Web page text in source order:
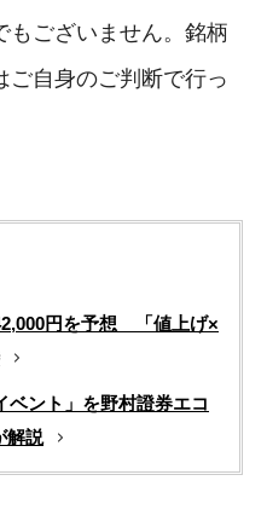
もございません。銘柄
ご自身のご判断で行っ
円を予想 「値上げ×
ベント」を野村證券エコ
解説